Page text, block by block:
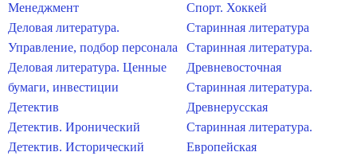
Менеджмент
Деловая литература.
Управление, подбор персонала
Деловая литература. Ценные
бумаги, инвестиции
Детектив
Детектив. Иронический
Детектив. Исторический
Спорт. Хоккей
Старинная литература
Старинная литература.
Древневосточная
Старинная литература.
Древнерусская
Старинная литература.
Европейская